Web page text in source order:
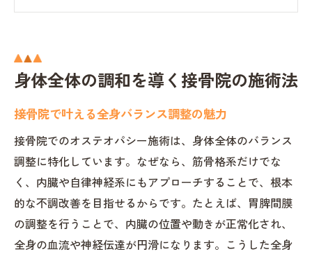
オステオパシーで叶える根本改善の秘訣
根本改善を目指すオステオパシー施術法
オステオパシーが身体全体に与える恩恵
接骨院で実践されるオステオパシーの流れ
痛みの根本解消に導くオステオパシーの力
オステオパシーによる予防的アプローチ解
説
身体全体の調和を導く接骨院の施術法
接骨院で叶える全身バランス調整の魅力
接骨院でのオステオパシー施術は、身体全体のバランス
調整に特化しています。なぜなら、筋骨格系だけでな
く、内臓や自律神経系にもアプローチすることで、根本
的な不調改善を目指せるからです。たとえば、胃脾間膜
の調整を行うことで、内臓の位置や動きが正常化され、
全身の血流や神経伝達が円滑になります。こうした全身